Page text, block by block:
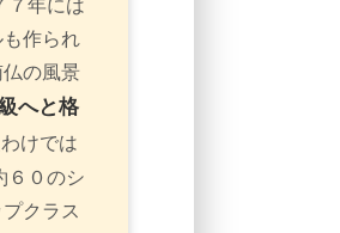
７年には
作られ
の風景
へと格
けでは
６０のシ
クラス